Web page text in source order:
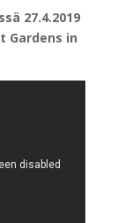
27.4.2019
Gardens in